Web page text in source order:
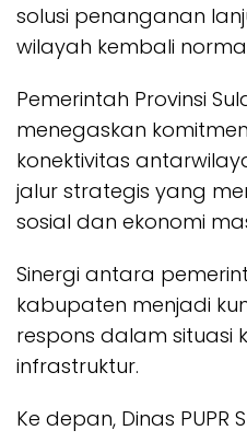
solusi penanganan
wilayah kembali
Pemerintah Provinsi
menegaskan
konektivitas
jalur strategis yang
sosial dan ekonomi
Sinergi antara
kabupaten menjadi
respons dalam situasi
infrastruktur.
Ke depan, Dinas